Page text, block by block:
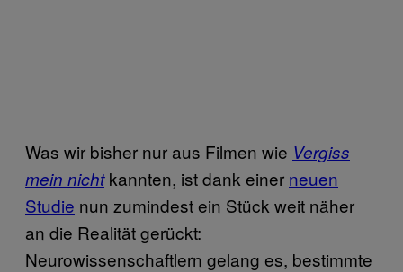
Was wir bisher nur aus Filmen wie Vergiss
mein nichtkannten, ist dank einer neuen
Studie nun zumindest ein Stück weit näher
an die Realität gerückt:
Neurowissenschaftlern gelang es, bestimmte